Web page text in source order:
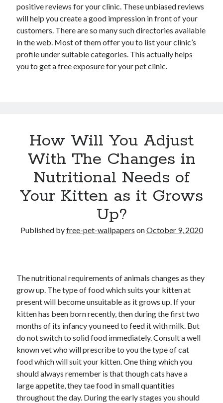
positive reviews for your clinic. These unbiased reviews
will help you create a good impression in front of your
customers. There are so many such directories available
in the web. Most of them offer you to list your clinic’s
profile under suitable categories. This actually helps
you to get a free exposure for your pet clinic.
How Will You Adjust
With The Changes in
Nutritional Needs of
Your Kitten as it Grows
Up?
Published byfree-pet-wallpapers onOctober 9, 2020
The nutritional requirements of animals changes as they
grow up. The type of food which suits your kitten at
present will become unsuitable as it grows up. If your
kitten has been born recently, then during the first two
months of its infancy you need to feed it with milk. But
do not switch to solid food immediately. Consult a well
known vet who will prescribe to you the type of cat
food which will suit your kitten. One thing which you
should always remember is that though cats have a
large appetite, they tae food in small quantities
throughout the day. During the early stages you should